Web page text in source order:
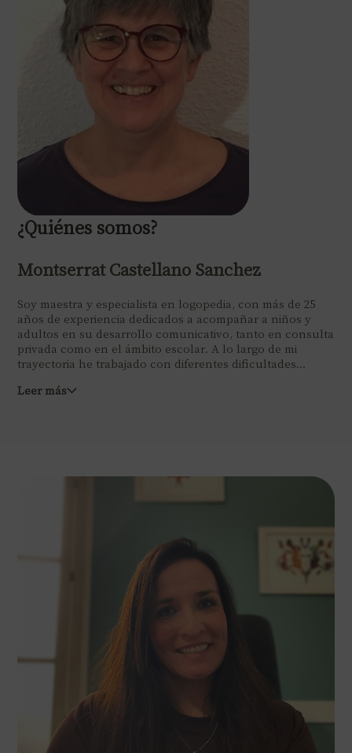
¿Quiénes somos?
Montserrat Castellano Sanchez
Soy maestra y especialista en logopedia, con más de 25
años de experiencia dedicados a acompañar a niños y
adultos en su desarrollo comunicativo, tanto en consulta
privada como en el ámbito escolar. A lo largo de mi
trayectoria he trabajado con diferentes dificultades...
Leer más